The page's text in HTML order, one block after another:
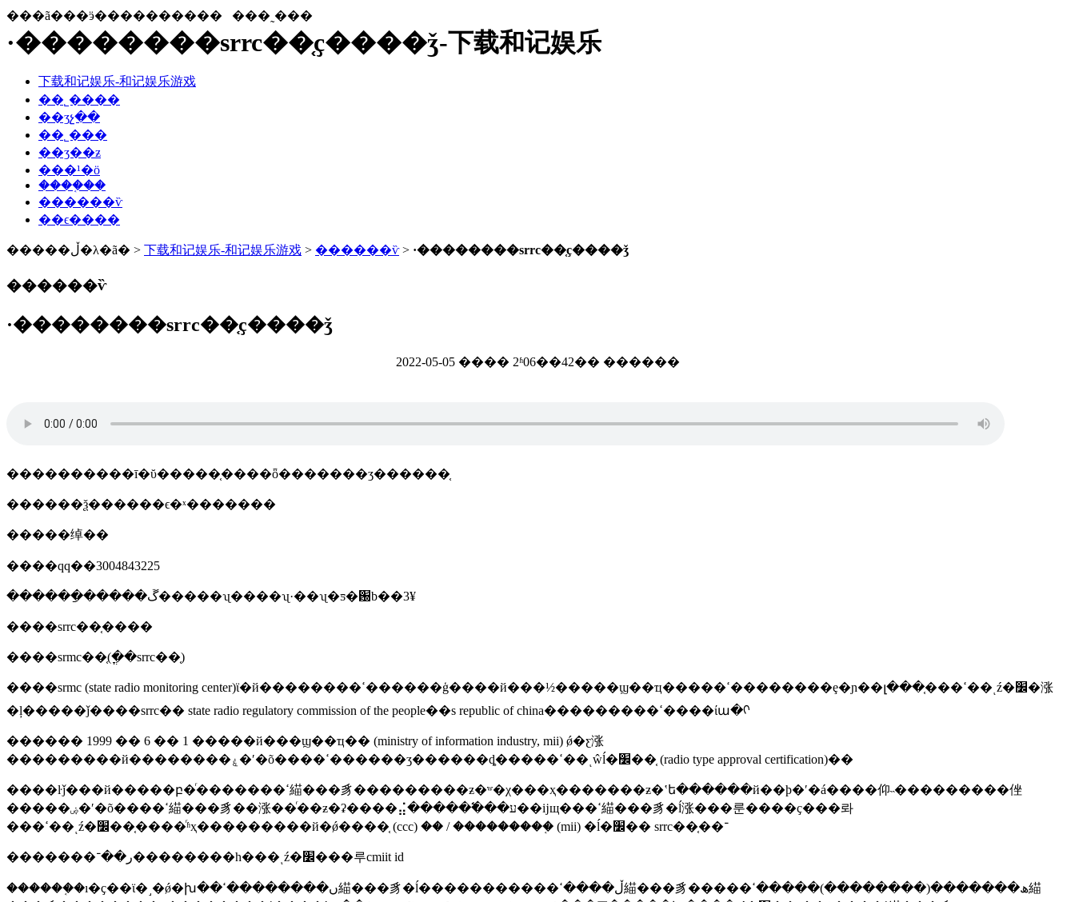
���ã���ӭ���������� ���˷���
·��������srrc��֤ҫ����ǯ-下载和记娱乐
下载和记娱乐-和记娱乐游戏
��˾����
��ʒչ��
��˾���
��ʒ��ƶ
���¹�ӧ
����֤��
������ѷ
��ϵ����
�����ڵ�λ�ã� > 下载和记娱乐-和记娱乐游戏 > ������ѷ> ·��������srrc��֤ҫ����ǯ
������ѷ
·��������srrc��֤ҫ����ǯ
2022-05-05 ���� 2ʱ06��42�� ������
����������ī�ῠ�����֤����ȫ�������ʒ������֤
������ѯ������ϵ�ˣ�������
�����绰��
����qq��3004843225
������ַ�����ڱ�����ʯ����ʯ·��ʯ�ƽ�԰b��3¥
����srrc��֤����
����srmc��֤(�ֳ�srrc��֤)
����srmc (state radio monitoring center)ϊ�й��������ߵ������ģ����й���½�����ϣ��ҵ�����ߵ��������ȩ�ɲ��լ���֤���ߵ��ͺź�׼�涨
�ļ�����ǰ����srrc�� state radio regulatory commission of the people��s republic of china���������ߵ����ίա�ᡣ
������ 1999 �� 6 �� 1 �����й���ϣ��ҵ�� (ministry of information industry, mii) ǿ�ƹ涨
���������й��������ۼ�ʹ�õ����ߵ������ʒ������ȡ�����ߵ��ͺŵĺ�׼��֤ (radio type approval certification)��
����ŀǰ���й�����բ�ͬ�������ߵ緢���豸���������ƶ�ʷ�χ���ҳ�������ƶ�ʽե������й��ϸ�ʹ�á����仰˵���������侳
�����ۻ�ʹ�õ����ߵ緢���豸��涨��ͬ��ƶ�ʡ����⣬�����߱���ע��ĳщ���ߵ緢���豸�ĺ涨���룬����ҫ���롸
���ߵ��ͺź�׼��֤����ͬʱҳ���������й�ǿ����֤ (ccc) �� / ���������֤ (mii) �ĺ�׼�� srrc��֤��־
�������ر��־��������һ���ͺź�׼���루cmiit id
������֤�ı�ҫ��ϊ�˼�ǿ�խ��ں��������ߵ緢���豸�ĺ�����������ڵ����ߵ緢���豸�����ھ�������(��������)�����ߵ緢